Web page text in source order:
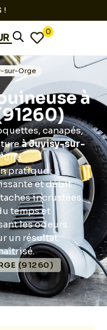
!
0
sur-Orge
à
canapés,
à Juvisy-sur-
pratique :
et débit
incrustées.
temps et
les odeurs.
un résultat
(91260)